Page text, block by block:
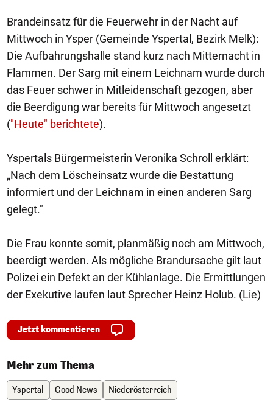
Brandeinsatz für die Feuerwehr in der Nacht auf
Mittwoch in Ysper (Gemeinde Yspertal, Bezirk Melk):
Die Aufbahrungshalle stand kurz nach Mitternacht in
Flammen. Der Sarg mit einem Leichnam wurde durch
das Feuer schwer in Mitleidenschaft gezogen, aber
die Beerdigung war bereits für Mittwoch angesetzt
("Heute" berichtete).
Yspertals Bürgermeisterin Veronika Schroll erklärt:
„Nach dem Löscheinsatz wurde die Bestattung
informiert und der Leichnam in einen anderen Sarg
gelegt."
Die Frau konnte somit, planmäßig noch am Mittwoch,
beerdigt werden. Als mögliche Brandursache gilt laut
Polizei ein Defekt an der Kühlanlage. Die Ermittlungen
der Exekutive laufen laut Sprecher Heinz Holub. (Lie)
Jetzt kommentieren
Mehr zum Thema
Yspertal Good News Niederösterreich